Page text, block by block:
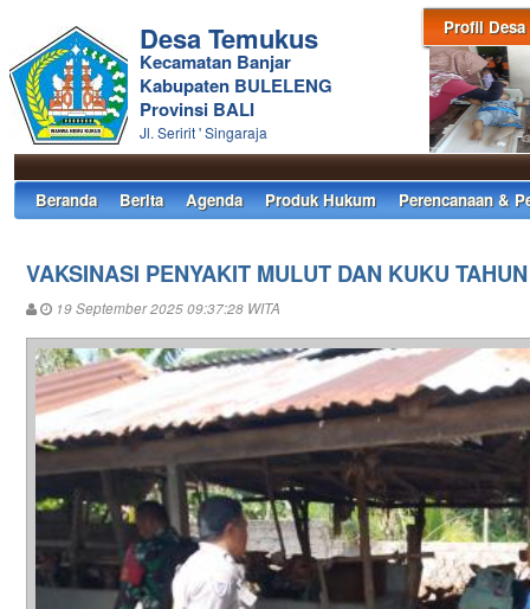
Profil Desa
Desa Temukus
Kecamatan Banjar
Kabupaten BULELENG
Provinsi BALI
Jl. Seririt ' Singaraja
Beranda Berita Agenda Produk Hukum Perencanaan &
VAKSINASI PENYAKIT MULUT DAN KUKU
19 September 2025 09:37:28 WITA